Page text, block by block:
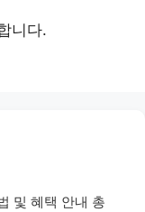
니다.
및 혜택 안내 총